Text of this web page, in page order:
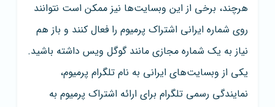
هرچند، برخی از این وبسایت‌ها نیز ممکن است نتوانند
روی شماره ایرانی اشتراک پرمیوم را فعال کنند و باز هم
نیاز به یک شماره مجازی مانند گوگل ویس داشته باشید.
یکی از وبسایت‌های ایرانی به نام تلگرام پرمیوم،
نمایندگی رسمی تلگرام برای ارائه اشتراک پرمیوم به